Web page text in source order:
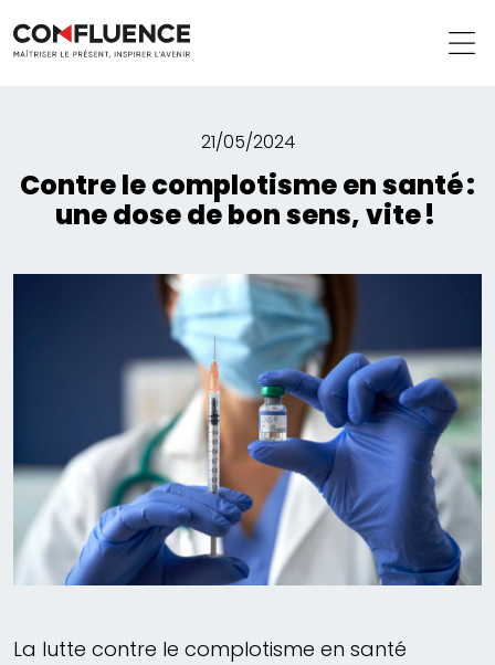
21/05/2024
Contre le complotisme en santé :
une dose de bon sens, vite !
La lutte contre le complotisme en santé